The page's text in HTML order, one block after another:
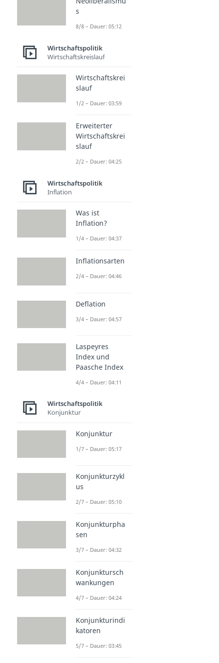
s
8/8 – Dauer: 05:12
Wirtschaftspolitik
Wirtschaftskreislauf
Wirtschaftskrei
slauf
1/2 – Dauer: 03:59
Erweiterter
Wirtschaftskrei
slauf
2/2 – Dauer: 04:25
Wirtschaftspolitik
Inflation
Was ist
Inflation?
1/4 – Dauer: 04:37
Inflationsarten
2/4 – Dauer: 04:46
Deflation
3/4 – Dauer: 04:57
Laspeyres
Index und
Paasche Index
4/4 – Dauer: 04:11
Wirtschaftspolitik
Konjunktur
Konjunktur
1/7 – Dauer: 05:17
Konjunkturzykl
us
2/7 – Dauer: 05:10
Konjunkturpha
sen
3/7 – Dauer: 04:32
Konjunktursch
wankungen
4/7 – Dauer: 04:24
Konjunkturindi
katoren
5/7 – Dauer: 03:45